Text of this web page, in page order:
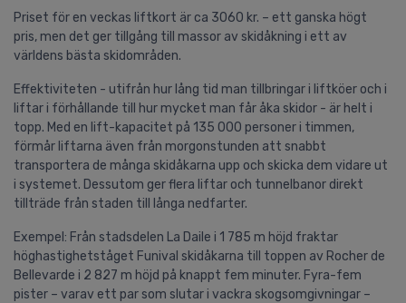
Priset för en veckas liftkort är ca 3060 kr. – ett ganska högt
pris, men det ger tillgång till massor av skidåkning i ett av
världens bästa skidområden.
Effektiviteten - utifrån hur lång tid man tillbringar i liftköer och i
liftar i förhållande till hur mycket man får åka skidor - är helt i
topp. Med en lift-kapacitet på 135 000 personer i timmen,
förmår liftarna även från morgonstunden att snabbt
transportera de många skidåkarna upp och skicka dem vidare ut
i systemet. Dessutom ger flera liftar och tunnelbanor direkt
tillträde från staden till långa nedfarter.
Exempel: Från stadsdelen La Daile i 1 785 m höjd fraktar
höghastighetståget Funival skidåkarna till toppen av Rocher de
Bellevarde i 2 827 m höjd på knappt fem minuter. Fyra-fem
pister – varav ett par som slutar i vackra skogsomgivningar –